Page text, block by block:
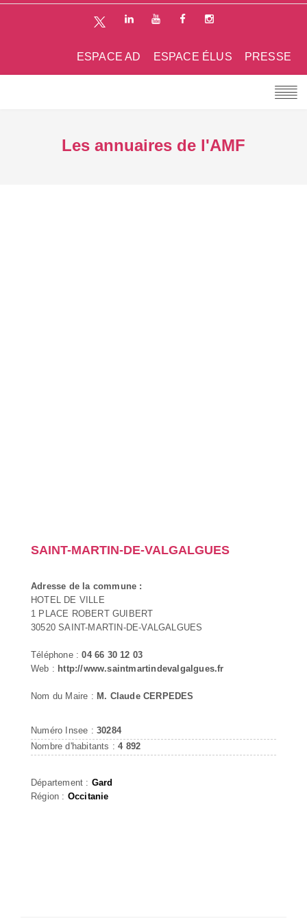
PRESSE
ESPACE ÉLUS
ESPACE AD
Les annuaires de l'AMF
SAINT-MARTIN-DE-VALGALGUES
Adresse de la commune :
HOTEL DE VILLE
1 PLACE ROBERT GUIBERT
30520 SAINT-MARTIN-DE-VALGALGUES
Téléphone :04 66 30 12 03
Web : http://www.saintmartindevalgalgues.fr
Nom du Maire : M. Claude CERPEDES
Numéro Insee : 30284
Nombre d'habitants :4 892
Département : Gard
Région : Occitanie